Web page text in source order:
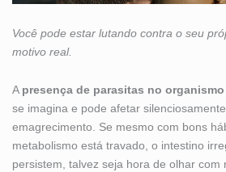
Você pode estar lutando contra o seu
motivo real.
A presença de parasitas no organismo
se imagina e pode afetar
emagrecimento. Se mesmo com bons
metabolismo está travado, o intestino
persistem, talvez seja hora de olhar com